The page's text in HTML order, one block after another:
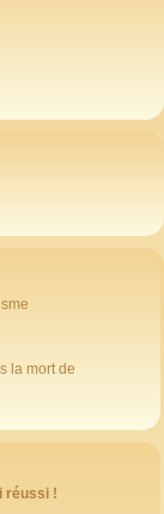
la mort de
réussi !